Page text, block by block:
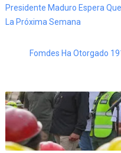
Presidente Maduro Espera
La Próxima Semana
Fomdes Ha Otorgado